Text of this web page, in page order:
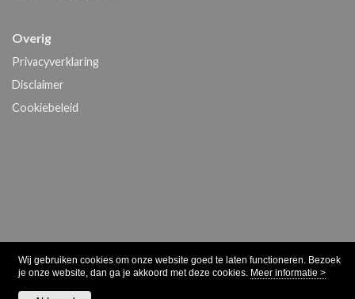
Wij gebruiken cookies om onze website goed te laten functioneren. Bezoek
je onze website, dan ga je akkoord met deze cookies. Meer informatie >
Overig
Privacyverklaring
Disclaimer
Cookiebeleid